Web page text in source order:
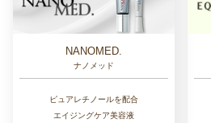
NANOMED.
ナノメッド
ピュアレチノールを配合
エイジングケア美容液